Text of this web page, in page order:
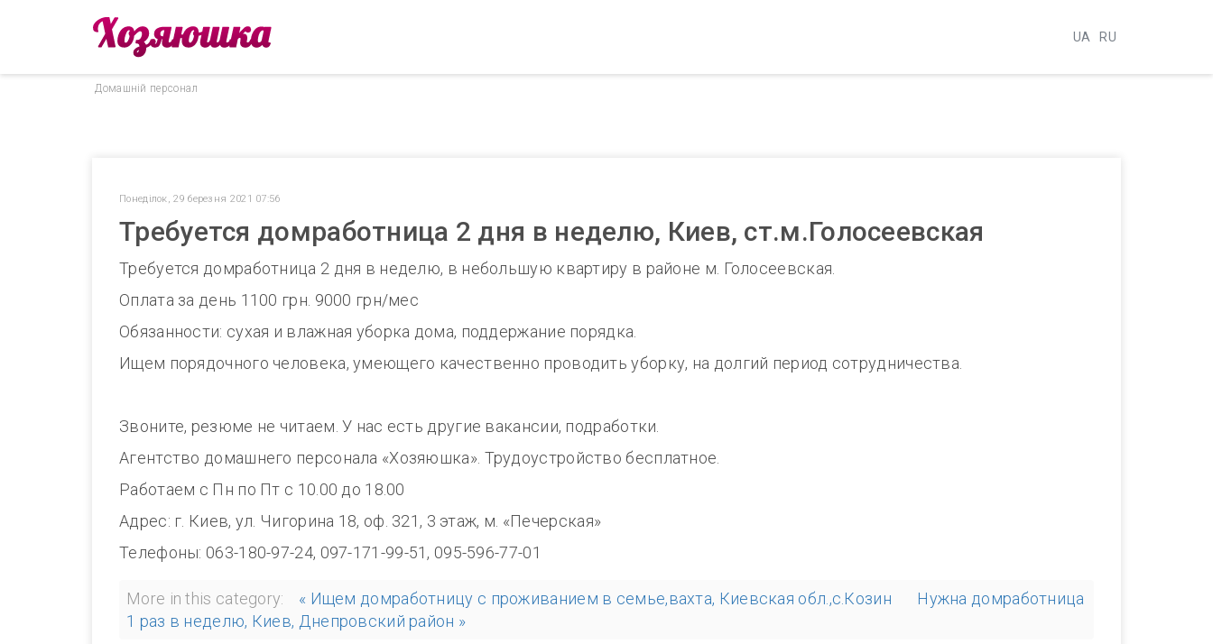
UA RU
Домашнiй персонал
Понеділок, 29 березня 2021 07:56
Требуется домработница 2 дня в неделю, Киев, ст.м.Голосеевская
Требуется домработница 2 дня в неделю, в небольшую квартиру в районе м. Голосеевская.
Оплата за день 1100 грн. 9000 грн/мес
Обязанности: сухая и влажная уборка дома, поддержание порядка.
Ищем порядочного человека, умеющего качественно проводить уборку, на долгий период сотрудничества.
Звоните, резюме не читаем. У нас есть другие вакансии, подработки.
Агентство домашнего персонала «Хозяюшка». Трудоустройство бесплатное.
Работаем с Пн по Пт с 10.00 до 18.00
Адрес: г. Киев, ул. Чигорина 18, оф. 321, 3 этаж, м. «Печерская»
Телефоны: 063-180-97-24, 097-171-99-51, 095-596-77-01
More in this category: « Ищем домработницу с проживанием в семье,вахта, Киевская обл.,с.Козин
Нужна домработница
1 раз в неделю, Киев, Днепровский район »